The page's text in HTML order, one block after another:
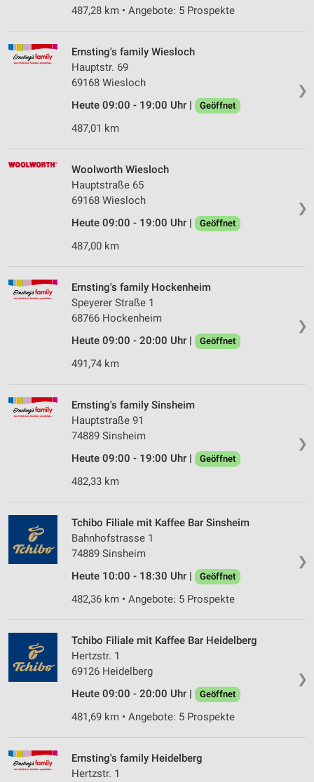
487,28 km • Angebote: 5 Prospekte
❯
Ernsting's family Wiesloch
Hauptstr. 69
69168 Wiesloch
Heute 09:00 - 19:00 Uhr |
Geöffnet
487,01 km
❯
Woolworth Wiesloch
Hauptstraße 65
69168 Wiesloch
Heute 09:00 - 19:00 Uhr |
Geöffnet
487,00 km
❯
Ernsting's family Hockenheim
Speyerer Straße 1
68766 Hockenheim
Heute 09:00 - 20:00 Uhr |
Geöffnet
491,74 km
❯
Ernsting's family Sinsheim
Hauptstraße 91
74889 Sinsheim
Heute 09:00 - 19:00 Uhr |
Geöffnet
482,33 km
❯
Tchibo Filiale mit Kaffee Bar Sinsheim
Bahnhofstrasse 1
74889 Sinsheim
Heute 10:00 - 18:30 Uhr |
Geöffnet
482,36 km • Angebote: 5 Prospekte
❯
Tchibo Filiale mit Kaffee Bar Heidelberg
Hertzstr. 1
69126 Heidelberg
Heute 09:00 - 20:00 Uhr |
Geöffnet
481,69 km • Angebote: 5 Prospekte
Ernsting's family Heidelberg
Hertzstr. 1